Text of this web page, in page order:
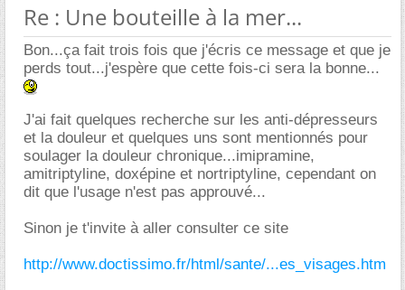
Re : Une bouteille à la mer...
Bon...ça fait trois fois que j'écris ce message et que je
perds tout...j'espère que cette fois-ci sera la bonne...
J'ai fait quelques recherche sur les anti-dépresseurs
et la douleur et quelques uns sont mentionnés pour
soulager la douleur chronique...imipramine,
amitriptyline, doxépine et nortriptyline, cependant on
dit que l'usage n'est pas approuvé...
Sinon je t'invite à aller consulter ce site
http://www.doctissimo.fr/html/sante/...es_visages.htm